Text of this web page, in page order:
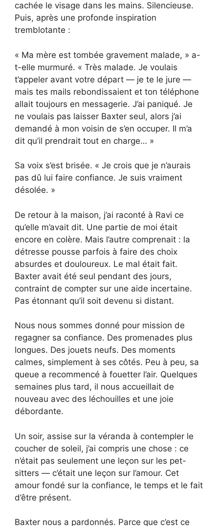
cachée le visage dans les mains. Silencieuse.
Puis, après une profonde inspiration
tremblotante :
« Ma mère est tombée gravement malade, » a-
t-elle murmuré. « Très malade. Je voulais
t’appeler avant votre départ — je te le jure —
mais tes mails rebondissaient et ton téléphone
allait toujours en messagerie. J’ai paniqué. Je
ne voulais pas laisser Baxter seul, alors j’ai
demandé à mon voisin de s’en occuper. Il m’a
dit qu’il prendrait tout en charge… »
Sa voix s’est brisée. « Je crois que je n’aurais
pas dû lui faire confiance. Je suis vraiment
désolée. »
De retour à la maison, j’ai raconté à Ravi ce
qu’elle m’avait dit. Une partie de moi était
encore en colère. Mais l’autre comprenait : la
détresse pousse parfois à faire des choix
absurdes et douloureux. Le mal était fait.
Baxter avait été seul pendant des jours,
contraint de compter sur une aide incertaine.
Pas étonnant qu’il soit devenu si distant.
Nous nous sommes donné pour mission de
regagner sa confiance. Des promenades plus
longues. Des jouets neufs. Des moments
calmes, simplement à ses côtés. Peu à peu, sa
queue a recommencé à fouetter l’air. Quelques
semaines plus tard, il nous accueillait de
nouveau avec des léchouilles et une joie
débordante.
Un soir, assise sur la véranda à contempler le
coucher de soleil, j’ai compris une chose : ce
n’était pas seulement une leçon sur les pet-
sitters — c’était une leçon sur l’amour. Cet
amour fondé sur la confiance, le temps et le fait
d’être présent.
Baxter nous a pardonnés. Parce que c’est ce